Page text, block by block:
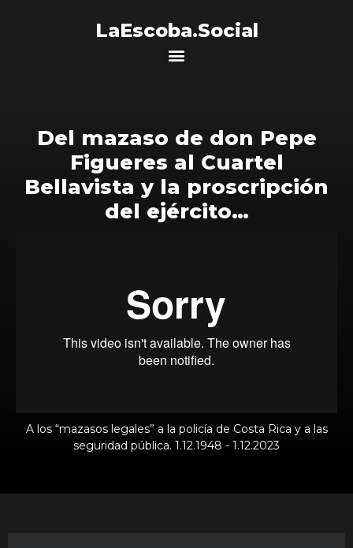
LaEscoba.Social
Del mazaso de don Pepe
Figueres al Cuartel
Bellavista y la proscripción
del ejército…
A los “mazasos legales” a la policía de Costa Rica y a las
seguridad pública. 1.12.1948 - 1.12.2023